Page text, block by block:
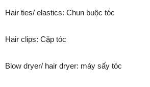
Hair ties/ elastics: Chun buộc tóc
Hair clips: Cặp tóc
Blow dryer/ hair dryer: máy sấy tóc